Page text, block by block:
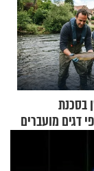
בסכנת
דגים מועברים